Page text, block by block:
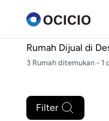
Rumah Dijual di
3 Rumah ditemukan - 1
Filter